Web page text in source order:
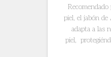
piel, el jabón
adapta a las
piel,